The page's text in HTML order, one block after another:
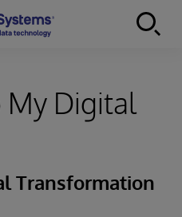
Digital
Transformation